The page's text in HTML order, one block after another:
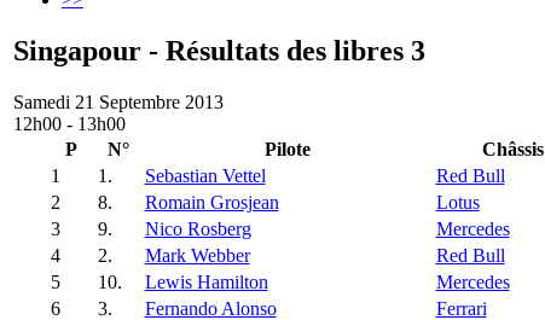
Singapour - Résultats des libres 3
Samedi 21 Septembre 2013
12h00 - 13h00
P
N° Pilote Châssis
1
1. Sebastian Vettel Red Bull
2
8. Romain Grosjean Lotus
3
9. Nico Rosberg Mercedes
4
2. Mark Webber Red Bull
5
10. Lewis Hamilton Mercedes
6
3. Fernando Alonso Ferrari